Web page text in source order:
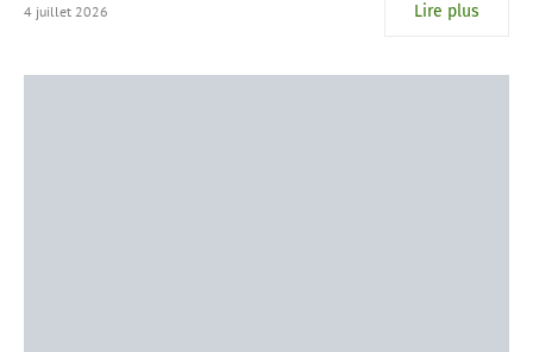
4 juillet 2026 Lire plus